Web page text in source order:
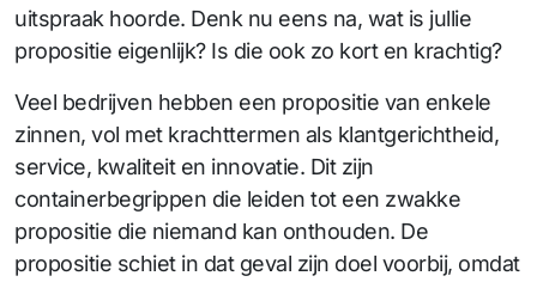
uitspraak hoorde. Denk nu eens na, wat is jullie
propositie eigenlijk? Is die ook zo kort en krachtig?
Veel bedrijven hebben een propositie van enkele
zinnen, vol met krachttermen als klantgerichtheid,
service, kwaliteit en innovatie. Dit zijn
containerbegrippen die leiden tot een zwakke
propositie die niemand kan onthouden. De
propositie schiet in dat geval zijn doel voorbij, omdat